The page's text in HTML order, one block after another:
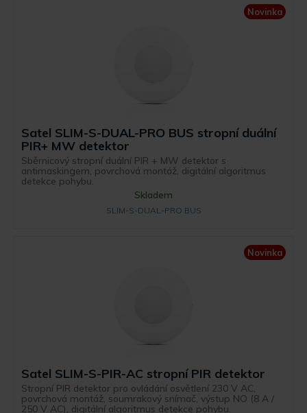
Novinka
Satel SLIM-S-DUAL-PRO BUS stropní duální
PIR+ MW detektor
Sběrnicový stropní duální PIR + MW detektor s
antimaskingem, povrchová montáž, digitální algoritmus
detekce pohybu.
Skladem
SLIM-S-DUAL-PRO BUS
Novinka
Satel SLIM-S-PIR-AC stropní PIR detektor
Stropní PIR detektor pro ovládání osvětlení 230 V AC,
povrchová montáž, soumrakový snímač, výstup NO (8 A /
250 V AC), digitální algoritmus detekce pohybu.